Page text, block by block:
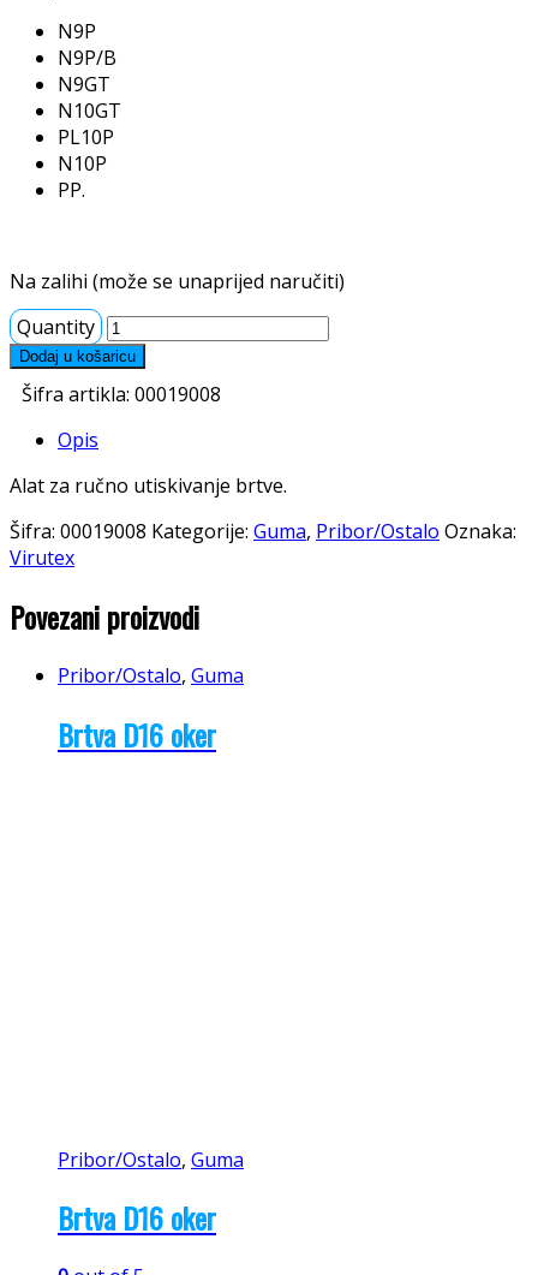
N9P
N9P/B
N9GT
N10GT
PL10P
N10P
PP.
Na zalihi (može se unaprijed naručiti)
Quantity
Dodaj u košaricu
Šifra artikla: 00019008
Opis
Alat za ručno utiskivanje brtve.
Šifra: 00019008 Kategorije: Guma, Pribor/Ostalo Oznaka:
Virutex
Povezani proizvodi
Pribor/Ostalo, Guma
Brtva D16 oker
Pribor/Ostalo, Guma
Brtva D16 oker